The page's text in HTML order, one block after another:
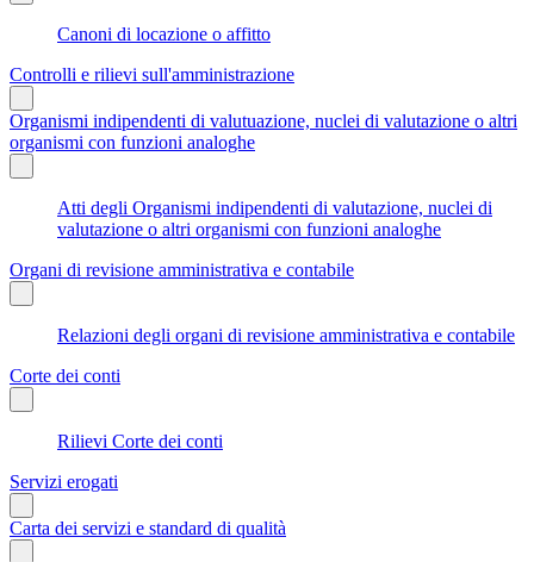
Canoni di locazione o affitto
Controlli e rilievi sull'amministrazione
Organismi indipendenti di valutuazione, nuclei di valutazione o altri
organismi con funzioni analoghe
Atti degli Organismi indipendenti di valutazione, nuclei di
valutazione o altri organismi con funzioni analoghe
Organi di revisione amministrativa e contabile
Relazioni degli organi di revisione amministrativa e contabile
Corte dei conti
Rilievi Corte dei conti
Servizi erogati
Carta dei servizi e standard di qualità